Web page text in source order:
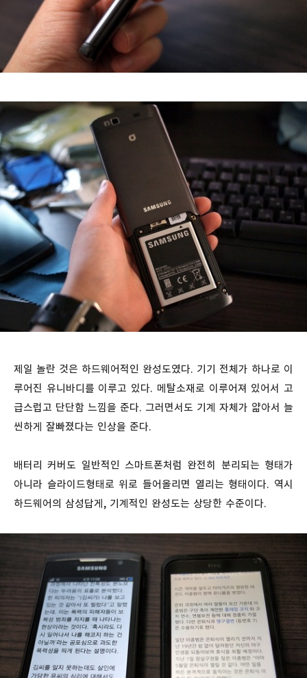
제일 놀란 것은 하드웨어적인 완성도였다. 기기 전체가 하나로 이
루어진 유니바디를 이루고 있다. 메탈소재로 이루어져 있어서 고
급스럽고 단단함 느낌을 준다. 그러면서도 기계 자체가 얇아서 늘
씬하게 잘빠졌다는 인상을 준다.
배터리 커버도 일반적인 스마트폰처럼 완전히 분리되는 형태가
아니라 슬라이드형태로 위로 들어올리면 열리는 형태이다. 역시
하드웨어의 삼성답게, 기계적인 완성도는 상당한 수준이다.